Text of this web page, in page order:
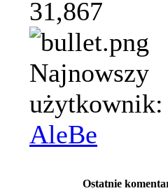
31,867
Najnowszy
użytkownik:
AleBe
Ostatnie